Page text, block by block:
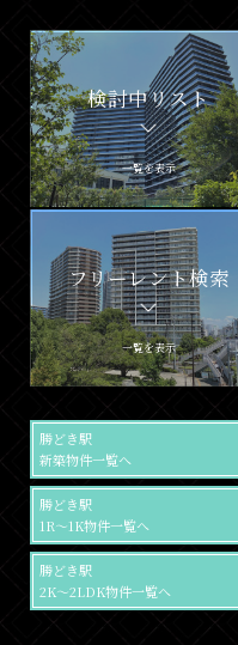
検討中リスト
一覧を表示
フリーレント検索
一覧を表示
勝どき駅
新築物件一覧へ
勝どき駅
1R～1K物件一覧へ
勝どき駅
2K～2LDK物件一覧へ